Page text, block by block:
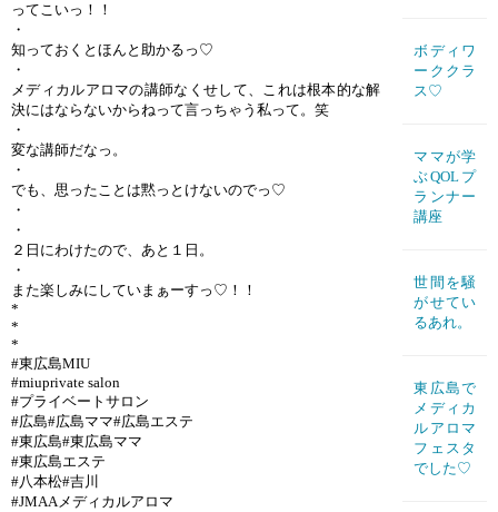
ってこいっ！！
・
知っておくとほんと助かるっ♡
・
メディカルアロマの講師なくせして、これは根本的な解
決にはならないからねって言っちゃう私って。笑
・
変な講師だなっ。
・
でも、思ったことは黙っとけないのでっ♡
・
・
２日にわけたので、あと１日。
・
また楽しみにしていまぁーすっ♡！！
*
*
*
#東広島MIU
#miuprivate salon
#プライベートサロン
#広島#広島ママ#広島エステ
#東広島#東広島ママ
#東広島エステ
#八本松#吉川
#JMAAメディカルアロマ
ボディワ
ーククラ
ス♡
ママが学
ぶQOLプ
ランナー
講座
世間を騒
がせてい
るあれ。
東広島で
メディカ
ルアロマ
フェスタ
でした♡